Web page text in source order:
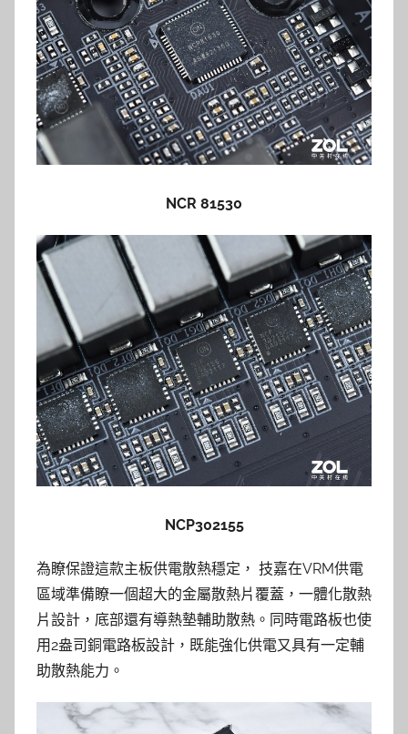
NCR 81530
NCP302155
為瞭保證這款主板供電散熱穩定， 技嘉在VRM供電
區域準備瞭一個超大的金屬散熱片覆蓋，一體化散熱
片設計，底部還有導熱墊輔助散熱。同時電路板也使
用2盎司銅電路板設計，既能強化供電又具有一定輔
助散熱能力。